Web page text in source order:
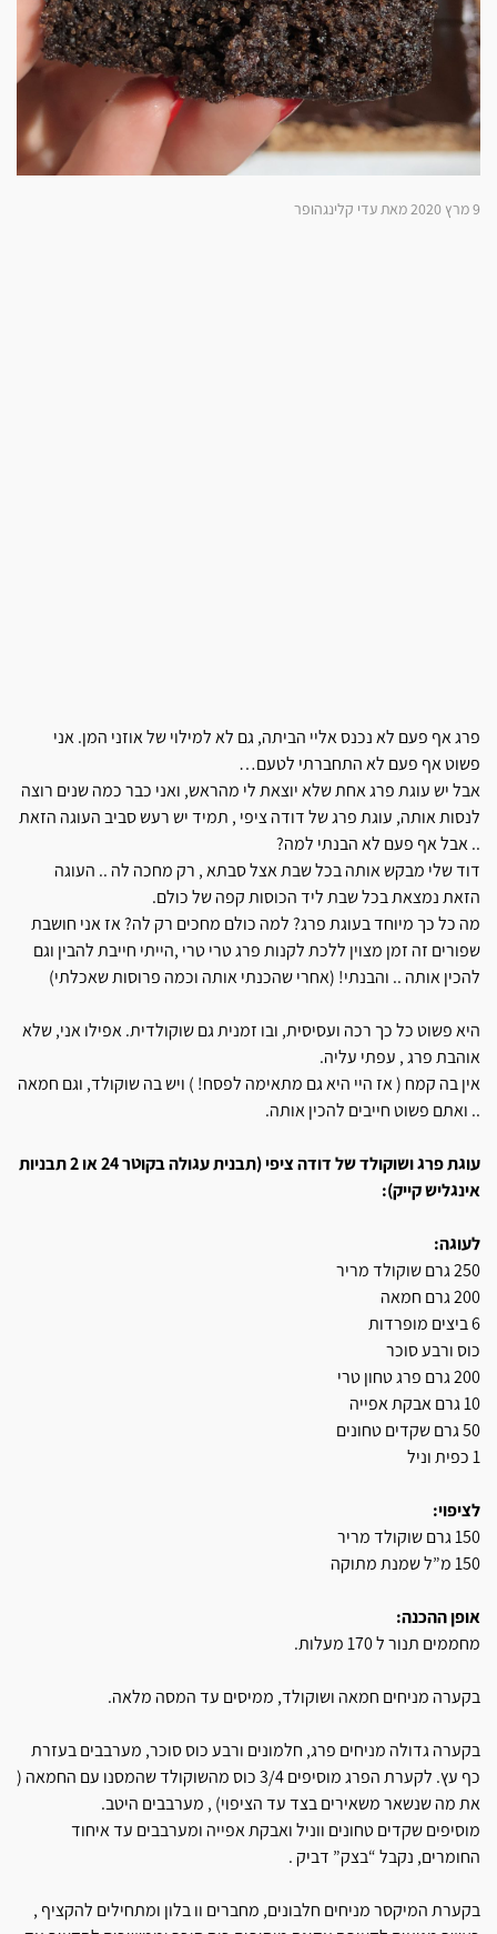
9 מרץ 2020 מאת עדי קלינגהופר
פרג אף פעם לא נכנס אליי הביתה, גם לא למילוי של אוזני המן. אני
פשוט אף פעם לא התחברתי לטעם…
אבל יש עוגת פרג אחת שלא יוצאת לי מהראש, ואני כבר כמה שנים רוצה
לנסות אותה, עוגת פרג של דודה ציפי , תמיד יש רעש סביב העוגה הזאת
.. אבל אף פעם לא הבנתי למה?
דוד שלי מבקש אותה בכל שבת אצל סבתא , רק מחכה לה .. העוגה
הזאת נמצאת בכל שבת ליד הכוסות קפה של כולם.
מה כל כך מיוחד בעוגת פרג? למה כולם מחכים רק לה? אז אני חושבת
שפורים זה זמן מצוין ללכת לקנות פרג טרי טרי ,הייתי חייבת להבין וגם
להכין אותה .. והבנתי! (אחרי שהכנתי אותה וכמה פרוסות שאכלתי)
היא פשוט כל כך רכה ועסיסית, ובו זמנית גם שוקולדית. אפילו אני, שלא
אוהבת פרג , עפתי עליה.
אין בה קמח ( אז היי היא גם מתאימה לפסח! ) ויש בה שוקולד, וגם חמאה
.. ואתם פשוט חייבים להכין אותה.
עוגת פרג ושוקולד של דודה ציפי (תבנית עגולה בקוטר 24 או 2 תבניות
אינגליש קייק):
לעוגה:
250 גרם שוקולד מריר
200 גרם חמאה
6 ביצים מופרדות
כוס ורבע סוכר
200 גרם פרג טחון טרי
10 גרם אבקת אפייה
50 גרם שקדים טחונים
1 כפית וניל
לציפוי:
150 גרם שוקולד מריר
150 מ”ל שמנת מתוקה
אופן ההכנה:
מחממים תנור ל 170 מעלות.
בקערה מניחים חמאה ושוקולד, ממיסים עד המסה מלאה.
בקערה גדולה מניחים פרג, חלמונים ורבע כוס סוכר, מערבבים בעזרת
כף עץ. לקערת הפרג מוסיפים 3/4 כוס מהשוקולד שהמסנו עם החמאה (
את מה שנשאר משאירים בצד עד הציפוי) , מערבבים היטב.
מוסיפים שקדים טחונים ווניל ואבקת אפייה ומערבבים עד איחוד
החומרים, נקבל “בצק” דביק .
בקערת המיקסר מניחים חלבונים, מחברים וו בלון ומתחילים להקציף ,